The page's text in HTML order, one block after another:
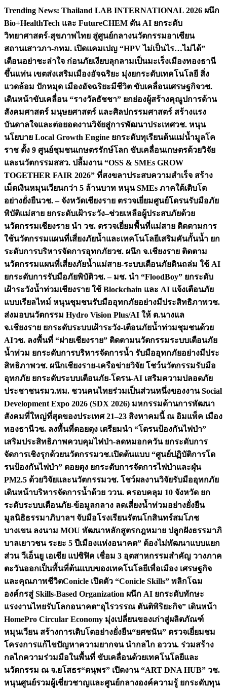
Skip
content
Trending News: Thailand LAB INTERNATIONAL 2026 ผนึก
Bio+HealthTech และ FutureCHEM ดัน AI ยกระดับ
วิทยาศาสตร์-สุขภาพไทย สู่ศูนย์กลางนวัตกรรมอาเซียน
สถานเสาวภา-กทม. เปิดแคมเปญ “HPV ไม่เป็นไร…ไม่ได้”
เตือนอย่าชะล่าใจ ก่อนภัยเงียบลุกลามเป็นมะเร็งเมืองทองธานี
ขึ้นแท่น เขตส่งเสริมเมืองอัจฉริยะ มุ่งยกระดับเทคโนโลยี สิ่ง
แวดล้อม ปักหมุด เมืองอัจฉริยะมีชีวิต ขับเคลื่อนเศรษฐกิจวช.
เดินหน้าขับเคลื่อน “รางวัลธัชชา” ยกย่องผู้สร้างคุณูปการด้าน
สังคมศาสตร์ มนุษยศาสตร์ และศิลปกรรมศาสตร์ สร้างแรง
บันดาลใจและต่อยอดงานวิจัยสู่การพัฒนาประเทศวช. หนุน
นโยบาย Local Growth Engine ยกระดับทุเรียนต้นแม่น้ำมูลโค
ราช ตั้ง 9 ศูนย์ชุมชนเกษตรรักษ์โลก ขับเคลื่อนเกษตรด้วยวิจัย
และนวัตกรรมสสว. ปลื้มงาน “OSS & SMEs GROW
TOGETHER FAIR 2026” ที่สงขลาประสบความสำเร็จ สร้าง
เม็ดเงินหมุนเวียนกว่า 5 ล้านบาท หนุน SMEs ภาคใต้เติบโต
อย่างยั่งยืนวช. – จังหวัดเชียงราย ตรวจเยี่ยมศูนย์โดรนรับมือภัย
พิบัติแม่สาย ยกระดับเฝ้าระวัง–ช่วยเหลือผู้ประสบภัยด้วย
นวัตกรรมเชียงราย นำ วช. ตรวจเยี่ยมพื้นที่แม่สาย ติดตามการ
ใช้นวัตกรรมแผนที่เสี่ยงภัยน้ำและเทคโนโลยีเสริมคันกั้นน้ำ ยก
ระดับการบริหารจัดการอุทกภัยวช. ผนึก จ.เชียงราย ติดตาม
นวัตกรรมแผนที่เสี่ยงภัยน้ำแม่สาย-ระบบเตือนภัยดินถล่ม ใช้ AI
ยกระดับการรับมือภัยพิบัติวช. – มช. นำ “FloodBoy” ยกระดับ
เฝ้าระวังน้ำท่วมเชียงราย ใช้ Blockchain และ AI แจ้งเตือนภัย
แบบเรียลไทม์ หนุนชุมชนรับมืออุทกภัยอย่างมีประสิทธิภาพวช.
ส่งมอบนวัตกรรม Hydro Vision Plus/AI ให้ ต.นางแล
จ.เชียงราย ยกระดับระบบเฝ้าระวัง-เตือนภัยน้ำท่วมชุมชนด้วย
AIวช. ลงพื้นที่ “ฝายเชียงราย” ติดตามนวัตกรรมระบบเตือนภัย
น้ำท่วม ยกระดับการบริหารจัดการน้ำ รับมืออุทกภัยอย่างมีประ
สิทธิภาพวช. ผนึกเชียงราย-เครือข่ายวิจัย โชว์นวัตกรรมรับมือ
อุทกภัย ยกระดับระบบเตือนภัย-โดรน-AI เสริมความปลอดภัย
ประชาชนรมว.พม. ชวนคนไทยร่วมเป็นส่วนหนึ่งของงาน Social
Development Expo 2026 (SDX 2026) มหกรรมด้านการพัฒนา
สังคมที่ใหญ่ที่สุดของประเทศ 21–23 สิงหาคมนี้ ณ อิมแพ็ค เมือง
ทองธานีวช. ลงพื้นที่ดอยตุง เตรียมนำ “โดรนป้องกันไฟป่า”
เสริมประสิทธิภาพควบคุมไฟป่า-ลดหมอกควัน ยกระดับการ
จัดการเชิงรุกด้วยนวัตกรรมวช.เปิดต้นแบบ “ศูนย์ปฏิบัติการโด
รนป้องกันไฟป่า” ดอยตุง ยกระดับการจัดการไฟป่าและฝุ่น
PM2.5 ด้วยวิจัยและนวัตกรรมวช. โชว์ผลงานวิจัยรับมืออุทกภัย
เดินหน้าบริหารจัดการน้ำด้วย ววน. ครอบคลุม 10 จังหวัด ยก
ระดับระบบเตือนภัย-ข้อมูลกลาง ลดเสี่ยงน้ำท่วมอย่างยั่งยืน
มูลนิธิธรรมาภิบาลฯ จับมือโรงเรียนรัตนโกสินทร์สมโภช
บางเขน ลงนาม MOU พัฒนาหลักสูตรกฎหมาย ปลูกฝังธรรมาภิ
บาลเยาวชน ระยะ 5 ปีเมืองแห่งอนาคต” ต้องไม่พัฒนาแบบแยก
ส่วน วีเอ็นยู เอเชีย แปซิฟิค เชื่อม 3 อุตสาหกรรมสำคัญ วางภาค
ตะวันออกเป็นพื้นที่ต้นแบบของเทคโนโลยีเพื่อเมือง เศรษฐกิจ
และคุณภาพชีวิตConicle เปิดตัว “Conicle Skills” พลิกโฉม
องค์กรสู่ Skills-Based Organization ผนึก AI ยกระดับทักษะ
แรงงานไทยรับโลกอนาคต“อุไรวรรณ ตันติพิริยะกิจ” เดินหน้า
HomePro Circular Economy มุ่งเปลี่ยนของเก่าสู่ผลิตภัณฑ์
หมุนเวียน สร้างการเติบโตอย่างยั่งยืน“ยศชนัน” ตรวจเยี่ยมชม
โครงการแก้ไขปัญหาความยากจน นำกลไก อววน. ร่วมสร้าง
กลไกความร่วมมือในพื้นที่ ขับเคลื่อนด้วยเทคโนโลยีและ
นวัตกรรม ณ จ.ยโสธร“ดนุพร” เปิดงาน “ART DNA HUB” วช.
หนุนศูนย์รวมผู้เชี่ยวชาญและศูนย์กลางองค์ความรู้ ยกระดับทุน